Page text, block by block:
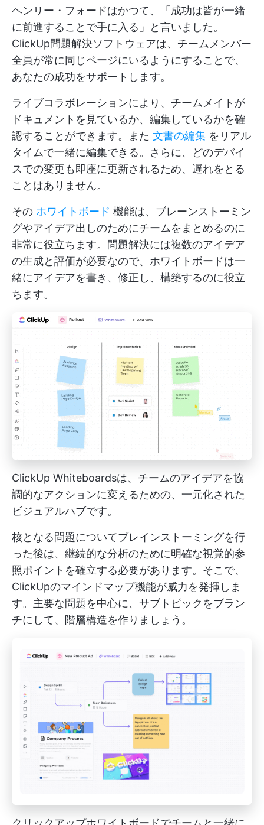
ヘンリー・フォードはかつて、「成功は皆が一緒
に前進することで手に入る」と言いました。
ClickUp問題解決ソフトウェアは、チームメンバー
全員が常に同じページにいるようにすることで、
あなたの成功をサポートします。
ライブコラボレーションにより、チームメイトが
ドキュメントを見ているか、編集しているかを確
認することができます。また 文書の編集 をリアル
タイムで一緒に編集できる。さらに、どのデバイ
スでの変更も即座に更新されるため、遅れをとる
ことはありません。
その ホワイトボード 機能は、ブレーンストーミン
グやアイデア出しのためにチームをまとめるのに
非常に役立ちます。問題解決には複数のアイデア
の生成と評価が必要なので、ホワイトボードは一
緒にアイデアを書き、修正し、構築するのに役立
ちます。
ClickUp Whiteboardsは、チームのアイデアを協
調的なアクションに変えるための、一元化された
ビジュアルハブです。
核となる問題についてブレインストーミングを行
った後は、継続的な分析のために明確な視覚的参
照ポイントを確立する必要があります。そこで、
ClickUpのマインドマップ機能が威力を発揮しま
す。主要な問題を中心に、サブトピックをブラン
チにして、階層構造を作りましょう。